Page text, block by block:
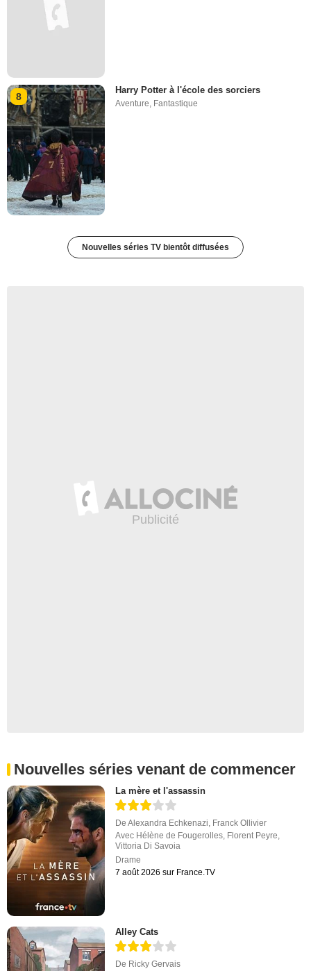
8
Harry Potter à l'école des sorciers
Aventure Fantastique
Nouvelles séries TV bientôt diffusées
Nouvelles séries venant de commencer
La mère et l'assassin
DeAlexandra Echkenazi, Franck Ollivier
Avec Hélène de Fougerolles, Florent Peyre,
Vittoria Di Savoia
Drame
7 août 2026 sur France.TV
Alley Cats
De Ricky Gervais